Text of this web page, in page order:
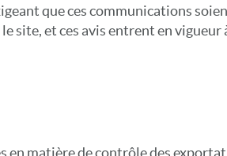
que ces communications
site, et ces avis entrent en vigueur
en matière de contrôle des